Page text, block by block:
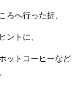
ろへ行った折、
ントに、
ットコーヒーなど